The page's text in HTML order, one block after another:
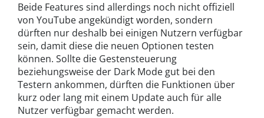
Beide Features sind allerdings noch nicht offiziell
von YouTube angekündigt worden, sondern
dürften nur deshalb bei einigen Nutzern verfügbar
sein, damit diese die neuen Optionen testen
können. Sollte die Gestensteuerung
beziehungsweise der Dark Mode gut bei den
Testern ankommen, dürften die Funktionen über
kurz oder lang mit einem Update auch für alle
Nutzer verfügbar gemacht werden.